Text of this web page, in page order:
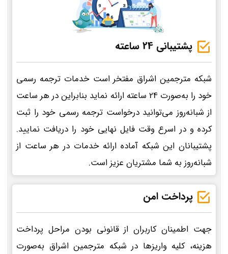
پشتیبانی 24 ساعته
شبکه مترجمین اشراق مفتخر است خدمات ترجمه رسمی
خود را به‌صورت 24 ساعته ارائه نماید بنابراین در هر ساعت
از شبانه‌روز می‌توانید درخواست ترجمه رسمی خود را ثبت
کرده و در اسرع وقت فایل نهایی خود را دریافت نمایید.
پشتیبانان این شبکه آماده ارائه خدمات در هر ساعت از
شبانه‌روز به شما مشتریان عزیز است.
پرداخت امن
جهت اطمینان کاربران از قانونی بودن مراحل پرداخت
هزینه، کلیه واریزها در شبکه مترجمین اشراق به‌صورت